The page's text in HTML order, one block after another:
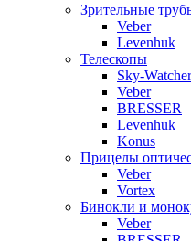
Зрительные
Veber
Levenhuk
Телескопы
Sky-Watcher
Veber
BRESSER
Levenhuk
Konus
Прицелы
Veber
Vortex
Бинокли и
Veber